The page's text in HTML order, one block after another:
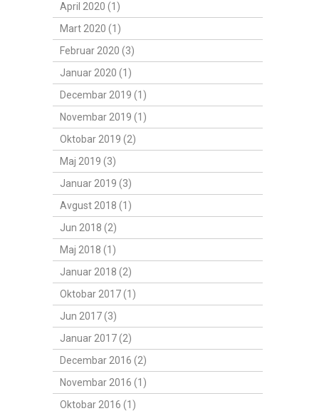
April 2020 (1)
Mart 2020 (1)
Februar 2020 (3)
Januar 2020 (1)
Decembar 2019 (1)
Novembar 2019 (1)
Oktobar 2019 (2)
Maj 2019 (3)
Januar 2019 (3)
Avgust 2018 (1)
Jun 2018 (2)
Maj 2018 (1)
Januar 2018 (2)
Oktobar 2017 (1)
Jun 2017 (3)
Januar 2017 (2)
Decembar 2016 (2)
Novembar 2016 (1)
Oktobar 2016 (1)